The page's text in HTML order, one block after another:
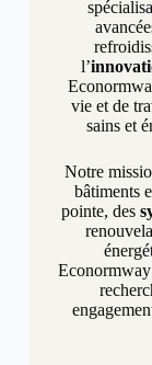
l’
vie et de
sains et
Notre
bâtiments
pointe, des
Econormway